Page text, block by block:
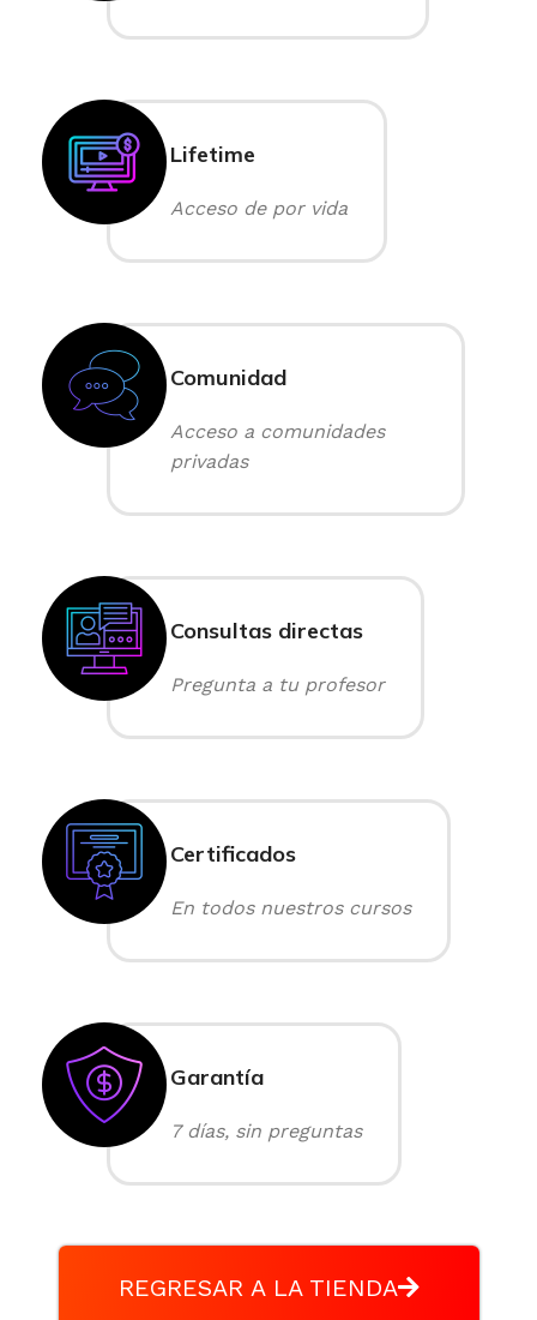
Lifetime
Acceso de por vida
Comunidad
Acceso a comunidades
privadas
Consultas directas
Pregunta a tu profesor
Certificados
En todos nuestros cursos
Garantía
7 días, sin preguntas
REGRESAR A LA TIENDA